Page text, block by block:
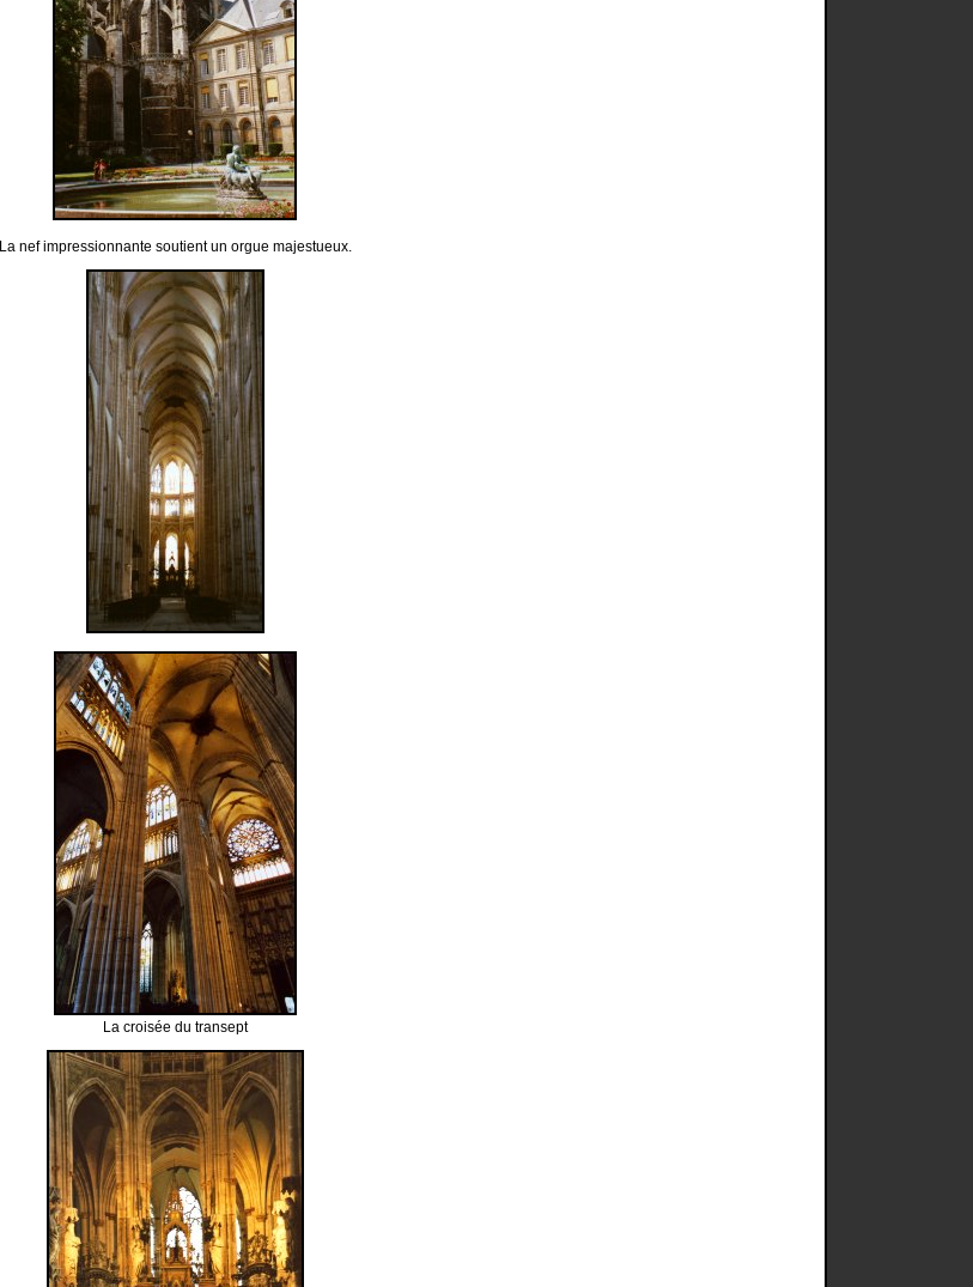
La nef impressionnante soutient un orgue majestueux.
La croisée du transept